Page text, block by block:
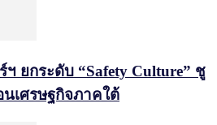
ยกระดับ “Safety Culture” ชู
นเศรษฐกิจภาคใต้